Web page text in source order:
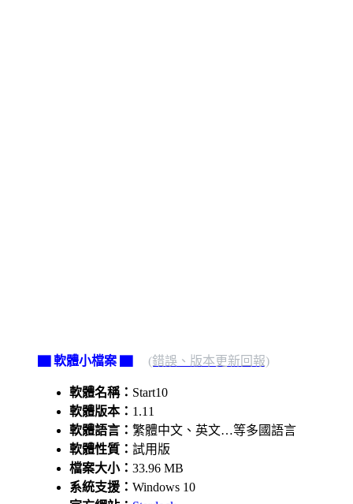
▇ 軟體小檔案 ▇ (錯誤、版本更新回報)
軟體名稱： Start10
軟體版本： 1.11
軟體語言： 繁體中文、英文…等多國語言
軟體性質： 試用版
檔案大小： 33.96 MB
系統支援： Windows 10